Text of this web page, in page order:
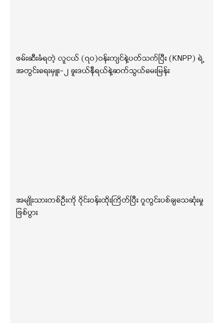
ဖမ်းဆီးခံရတဲ့ လူငယ် (၇၀)ဝန်းကျင်နဲ့ပတ်သက်ပြီး (KNPP) ရဲ့
အတွင်းရေးမှူး-၂ ခူးဒယ်နီရယ်နဲ့ဆက်သွယ်မေးမြန်း
အမျိုးသားတစ်ဦးကို ဝိုင်းဝန်းထိုးကြိတ်ပြီး ဂူတွင်းပစ်ချသေဆုံးမှု
ဖြစ်ပွား